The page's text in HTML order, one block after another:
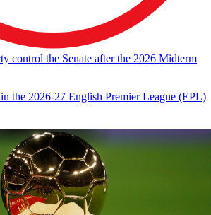
control the Senate after the 2026 Midterm
the 2026-27 English Premier League (EPL)